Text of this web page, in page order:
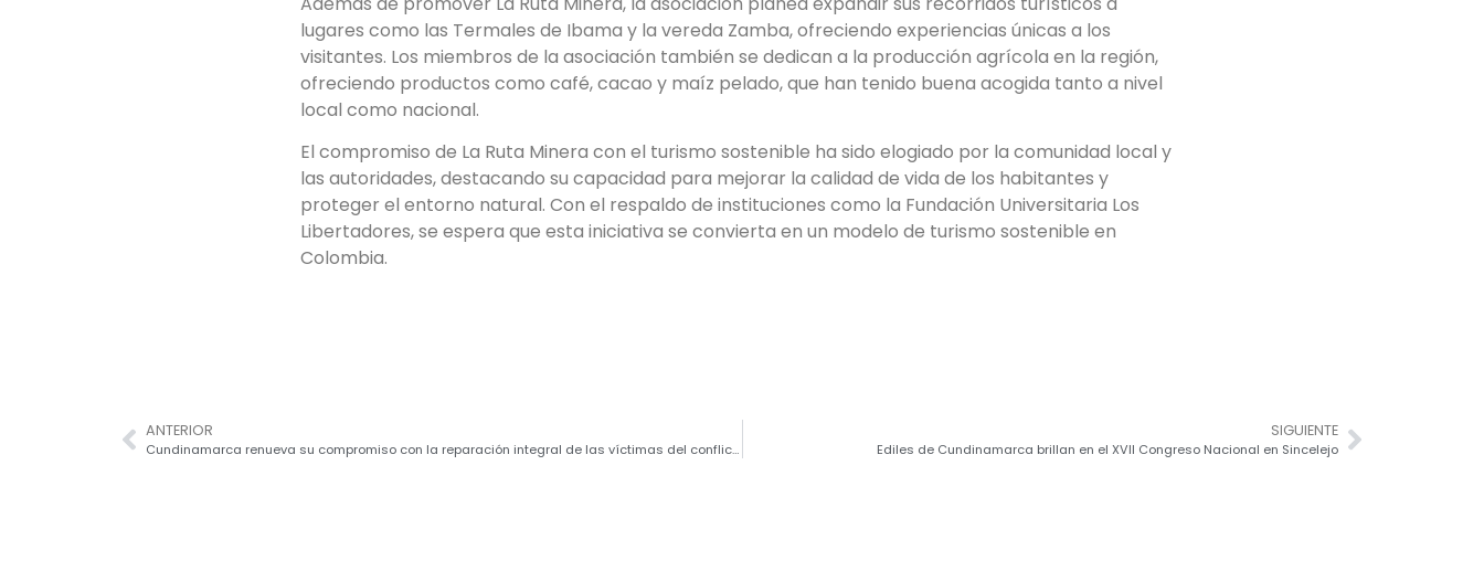
lugares como las Termales de Ibama y la vereda Zamba, ofreciendo experiencias únicas a los
visitantes. Los miembros de la asociación también se dedican a la producción agrícola en la región,
ofreciendo productos como café, cacao y maíz pelado, que han tenido buena acogida tanto a nivel
local como nacional.
El compromiso de La Ruta Minera con el turismo sostenible ha sido elogiado por la comunidad local y
las autoridades, destacando su capacidad para mejorar la calidad de vida de los habitantes y
proteger el entorno natural. Con el respaldo de instituciones como la Fundación Universitaria Los
Libertadores, se espera que esta iniciativa se convierta en un modelo de turismo sostenible en
Colombia.
ANTERIOR
Cundinamarca renueva su compromiso con la reparación integral de las víctimas del conflicto armado
SIGUIENTE
Ediles de Cundinamarca brillan en el XVII Congreso Nacional en Sincelejo